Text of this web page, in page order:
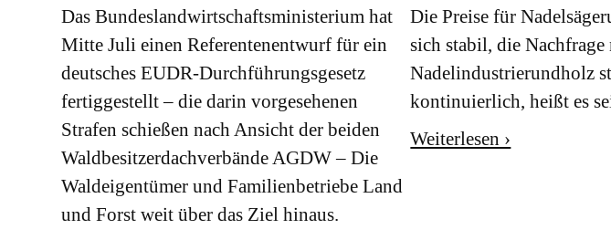
Das Bundeslandwirtschaftsministerium hat
Mitte Juli einen Referentenentwurf für ein
deutsches EUDR-Durchführungsgesetz
fertiggestellt – die darin vorgesehenen
Strafen schießen nach Ansicht der beiden
Waldbesitzerdachverbände AGDW – Die
Waldeigentümer und Familienbetriebe Land
und Forst weit über das Ziel hinaus.
Die Preise für
sich stabil, die Nachfrage
Nadelindustrierundholz
kontinuierlich, heißt es
Weiterlesen ›